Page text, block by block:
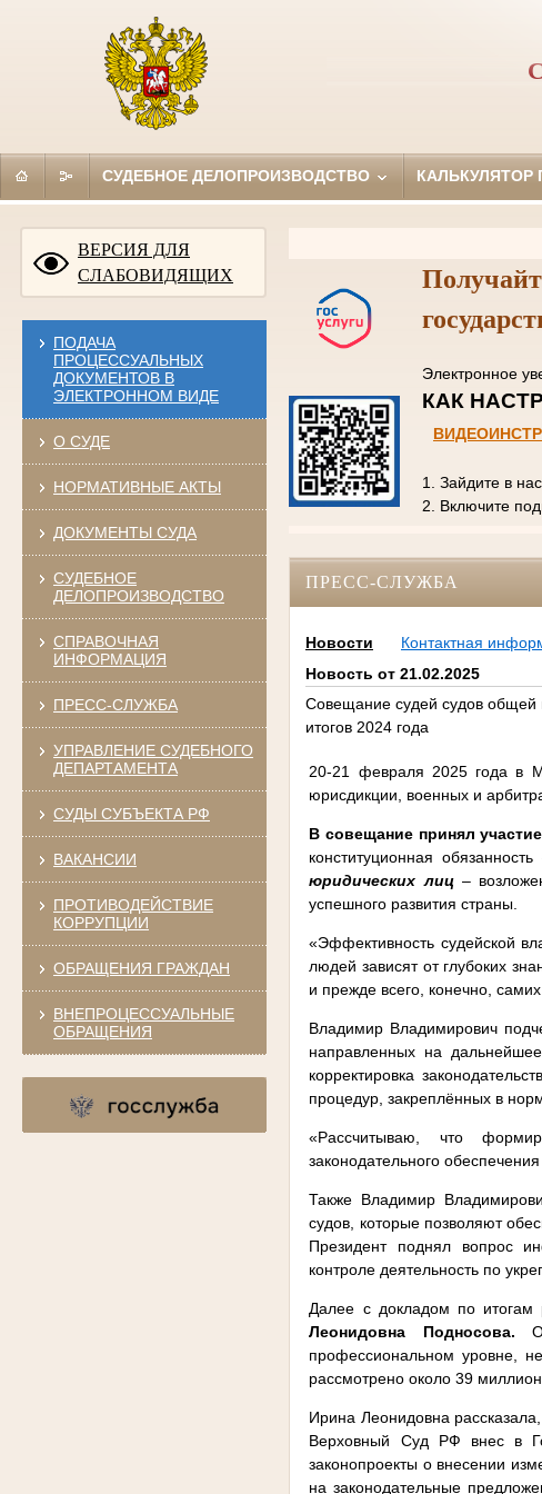
СУДЕБНОЕ ДЕЛОПРОИЗВОДСТВО
ВЕРСИЯ ДЛЯ
СЛАБОВИДЯЩИХ
ПОДАЧА
ПРОЦЕССУАЛЬНЫХ
ДОКУМЕНТОВ В
ЭЛЕКТРОННОМ ВИДЕ
О СУДЕ
НОРМАТИВНЫЕ АКТЫ
ДОКУМЕНТЫ СУДА
СУДЕБНОЕ
ДЕЛОПРОИЗВОДСТВО
СПРАВОЧНАЯ
ИНФОРМАЦИЯ
ПРЕСС-СЛУЖБА
УПРАВЛЕНИЕ СУДЕБНОГО
ДЕПАРТАМЕНТА
СУДЫ СУБЪЕКТА РФ
ВАКАНСИИ
ПРОТИВОДЕЙСТВИЕ
КОРРУПЦИИ
ОБРАЩЕНИЯ ГРАЖДАН
ВНЕПРОЦЕССУАЛЬНЫЕ
ОБРАЩЕНИЯ
Электронное
КАК
1. Зайдите в
2. Включите
ПРЕСС-СЛУЖБА
Новости Контактная
Новость от 21.02.2025
Совещание судей судов общей
итогов 2024 года
20-21 февраля 2025 года в
юрисдикции, военных и
В совещание принял
конституционная обязанность
юридических лиц–
успешного развития страны.
«Эффективность судейской
людей зависят от глубоких
и прежде всего, конечно,
Владимир Владимирович
направленных на
корректировка
процедур, закреплённых в
«Рассчитываю, что
законодательного
Также Владимир
судов, которые позволяют
Президент поднял вопрос
контроле деятельность по
Далее с докладом по итогам
Леонидовна Подносова.
профессиональном уровне,
рассмотрено около 39
Ирина Леонидовна
Верховный Суд РФ внес в
законопроекты о внесении
на законодательные